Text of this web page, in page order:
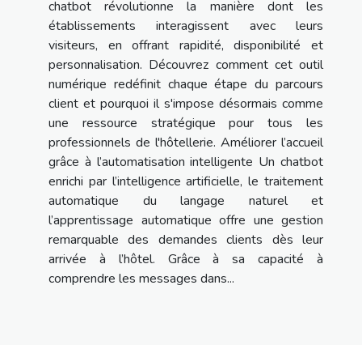
chatbot révolutionne la manière dont les
établissements interagissent avec leurs
visiteurs, en offrant rapidité, disponibilité et
personnalisation. Découvrez comment cet outil
numérique redéfinit chaque étape du parcours
client et pourquoi il s'impose désormais comme
une ressource stratégique pour tous les
professionnels de l'hôtellerie. Améliorer l’accueil
grâce à l’automatisation intelligente Un chatbot
enrichi par l’intelligence artificielle, le traitement
automatique du langage naturel et
l’apprentissage automatique offre une gestion
remarquable des demandes clients dès leur
arrivée à l’hôtel. Grâce à sa capacité à
comprendre les messages dans...